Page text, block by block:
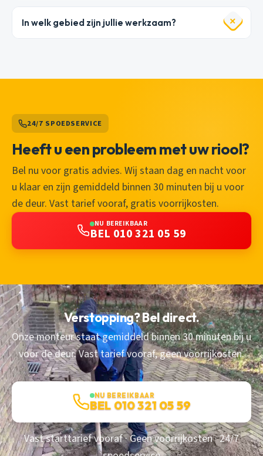
In welk gebied zijn jullie werkzaam?
24/7 SPOEDSERVICE
Heeft u een probleem met uw riool?
Bel nu voor gratis advies. Wij staan dag en nacht voor
u klaar en zijn gemiddeld binnen 30 minuten bij u voor
de deur. Vast tarief vooraf, gratis voorrijkosten.
NU BEREIKBAAR
BEL 010 321 05 59
Verstopping? Bel direct.
Onze monteur staat gemiddeld binnen 30 minuten bij u
voor de deur. Vast tarief vooraf, geen voorrijkosten.
NU BEREIKBAAR
BEL 010 321 05 59
Vast starttarief vooraf · Geen voorrijkosten · 24/7